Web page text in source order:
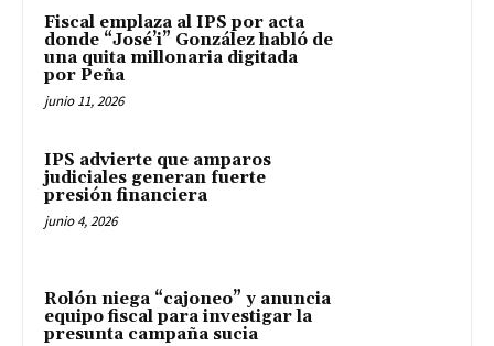
Fiscal emplaza al IPS por acta
donde “José’i” González habló de
una quita millonaria digitada
por Peña
junio 11, 2026
IPS advierte que amparos
judiciales generan fuerte
presión financiera
junio 4, 2026
Rolón niega “cajoneo” y anuncia
equipo fiscal para investigar la
presunta campaña sucia